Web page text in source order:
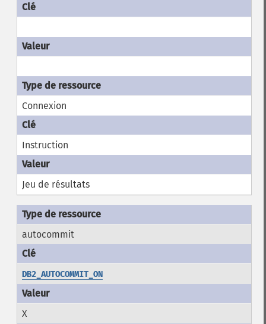
Connexion
Instruction
Jeu de résultats
autocommit
DB2_AUTOCOMMIT_ON
X